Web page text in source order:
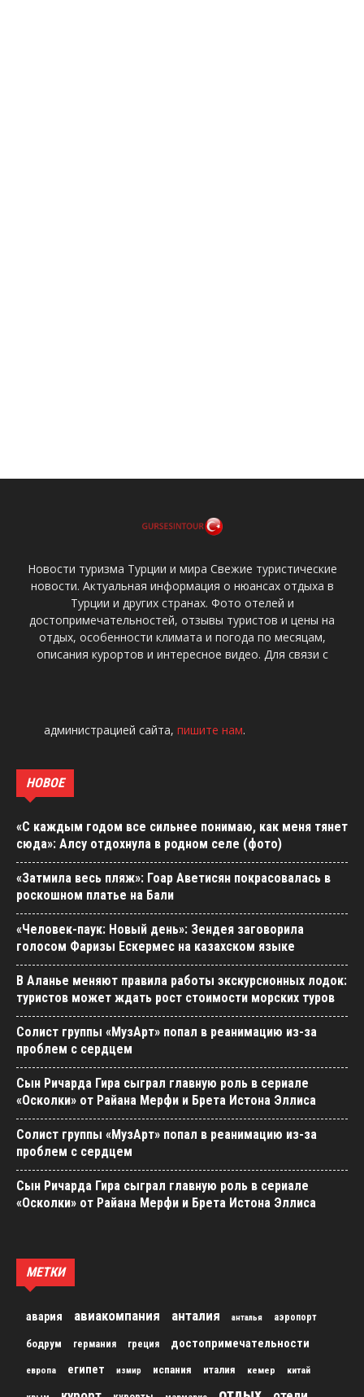
Новости туризма Турции и мира Свежие туристические
новости. Актуальная информация о нюансах отдыха в
Турции и других странах. Фото отелей и
достопримечательностей, отзывы туристов и цены на
отдых, особенности климата и погода по месяцам,
описания курортов и интересное видео. Для связи с
администрацией сайта, пишите нам.
НОВОЕ
«С каждым годом все сильнее понимаю, как меня тянет
сюда»: Алсу отдохнула в родном селе (фото)
«Затмила весь пляж»: Гоар Аветисян покрасовалась в
роскошном платье на Бали
«Человек-паук: Новый день»: Зендея заговорила
голосом Фаризы Ескермес на казахском языке
В Аланье меняют правила работы экскурсионных лодок:
туристов может ждать рост стоимости морских туров
Солист группы «МузАрт» попал в реанимацию из-за
проблем с сердцем
Сын Ричарда Гира сыграл главную роль в сериале
«Осколки» от Райана Мерфи и Брета Истона Эллиса
Солист группы «МузАрт» попал в реанимацию из-за
проблем с сердцем
Сын Ричарда Гира сыграл главную роль в сериале
«Осколки» от Райана Мерфи и Брета Истона Эллиса
МЕТКИ
авария авиакомпания анталия анталья аэропорт
бодрум германия греция достопримечательности
европа египет измир испания италия кемер китай